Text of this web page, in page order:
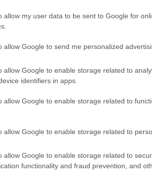
allow my user data to be sent to Google for
allow Google to send me personalized
allow Google to enable storage related to
identifiers in apps.
allow Google to enable storage related to
allow Google to enable storage related to
allow Google to enable storage related to
functionality and fraud prevention, and
sikerét
érte el, ahol a 17. helyen
helyre sorolták, a figyelmet
idézte meg apja 2002-es
tudósító figyelt fel először,
rá. „Ez az a tartalom, amit